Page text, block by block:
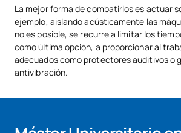
La mejor forma de combatirlos es actuar
ejemplo, aislando acústicamente las
no es posible, se recurre a limitar los
como última opción, a proporcionar al
adecuados como protectores auditivos o
antivibración.